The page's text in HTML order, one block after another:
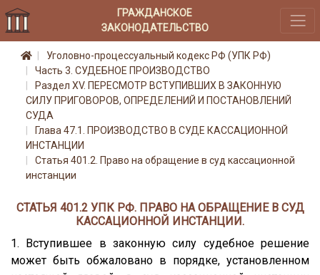
ГРАЖДАНСКОЕ
ЗАКОНОДАТЕЛЬСТВО
Уголовно-процессуальный кодекс РФ (УПК РФ)
Часть 3. СУДЕБНОЕ ПРОИЗВОДСТВО
Раздел XV. ПЕРЕСМОТР ВСТУПИВШИХ В ЗАКОННУЮ
СИЛУ ПРИГОВОРОВ, ОПРЕДЕЛЕНИЙ И ПОСТАНОВЛЕНИЙ
СУДА
Глава 47.1. ПРОИЗВОДСТВО В СУДЕ КАССАЦИОННОЙ
ИНСТАНЦИИ
Статья 401.2. Право на обращение в суд кассационной
инстанции
СТАТЬЯ 401.2 УПК РФ. ПРАВО НА ОБРАЩЕНИЕ В СУД
КАССАЦИОННОЙ ИНСТАНЦИИ.
1. Вступившее в законную силу судебное решение
может быть обжаловано в порядке, установленном